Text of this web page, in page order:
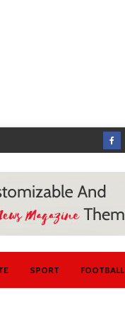
SPORT FOOTBALL